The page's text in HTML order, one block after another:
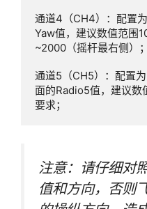
通道4（CH4）：配置
Yaw值，建议数值范围
~2000（摇杆最右侧）；
通道5（CH5）：配置
面的Radio5值，建议
要求；
注意：请仔细对
值和方向，否则